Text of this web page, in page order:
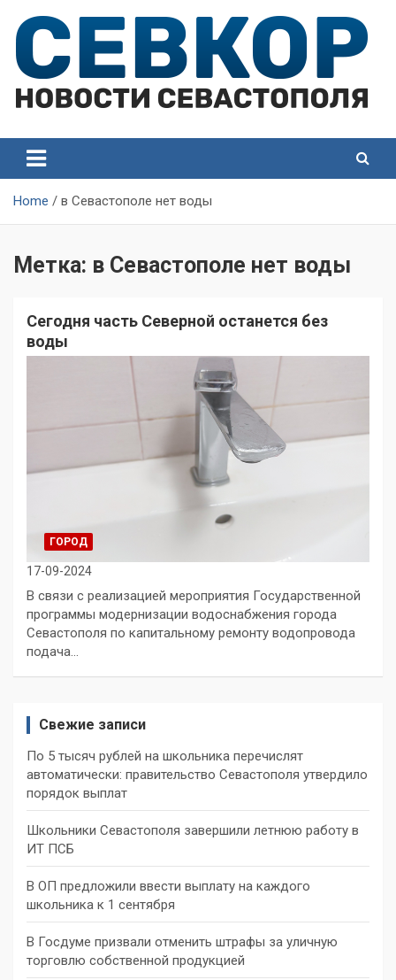
content
Севастополя
Севастополя
Home в Севастополе нет воды
Метка: в Севастополе нет воды
Сегодня часть Северной останется без
воды
ГОРОД
17-09-2024
В связи с реализацией мероприятия Государственной
программы модернизации водоснабжения города
Севастополя по капитальному ремонту водопровода
подача…
Свежие записи
По 5 тысяч рублей на школьника перечислят
автоматически: правительство Севастополя утвердило
порядок выплат
Школьники Севастополя завершили летнюю работу в
ИТ ПСБ
В ОП предложили ввести выплату на каждого
школьника к 1 сентября
В Госдуме призвали отменить штрафы за уличную
торговлю собственной продукцией